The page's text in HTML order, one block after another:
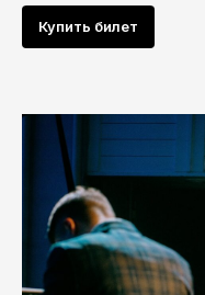
Купить билет